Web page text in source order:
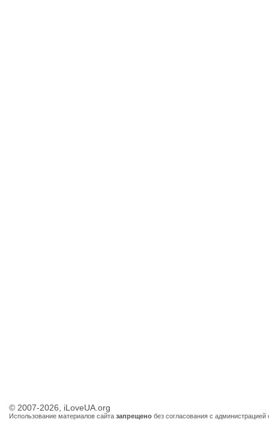
© 2007-2026, iLoveUA.org
Использование материалов сайта запрещено без согласования с администрацией